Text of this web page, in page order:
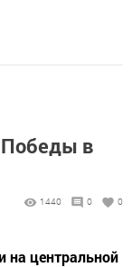
в
1440 0 0
на центральной